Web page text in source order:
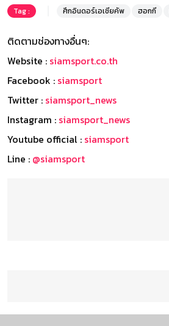
Tag : ศึกอินดอร์เอเชียคัพ ฮอกกี
ติดตามช่องทางอื่นๆ:
Website : siamsport.co.th
Facebook : siamsport
Twitter : siamsport_news
Instagram : siamsport_news
Youtube official : siamsport
Line : @siamsport